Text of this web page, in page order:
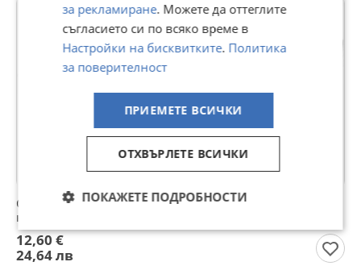
Статив за телефон / Трипод за телефон / Статив за
камера
12,60 €
24,64 лв
за рекламиране. Можете да оттеглите
съгласието си по всяко време в
Настройки на бисквитките. Политика
за поверителност
ПРИЕМЕТЕ ВСИЧКИ
ОТХВЪРЛЕТЕ ВСИЧКИ
ПОКАЖЕТЕ ПОДРОБНОСТИ